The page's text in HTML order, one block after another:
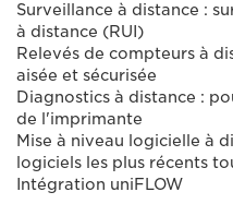
Surveillance à distance :
à distance (RUI)
Relevés de compteurs à
aisée et sécurisée
Diagnostics à distance :
de l'imprimante
Mise à niveau logicielle à
logiciels les plus récents
Intégration uniFLOW